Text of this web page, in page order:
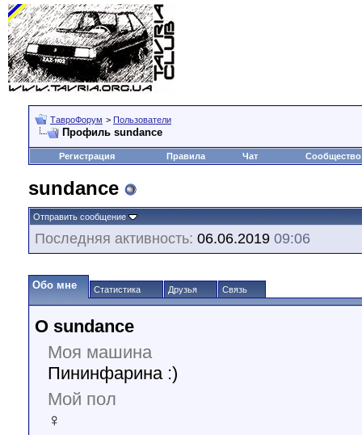
ТавроФорум > Пользователи
Профиль sundance
Регистрация Правила Чат Сообщество
sundance
Отправить сообщение
Последняя активность: 06.06.2019 09:06
Обо мне Статистика Друзья Связь
О sundance
Моя машина
Пининфарина :)
Мой пол
♀